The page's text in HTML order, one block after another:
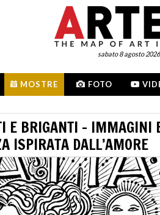
sabato 8 agosto 2026
MOSTRE FOTO
E BRIGANTI - IMMAGINI
ISPIRATA DALL’AMORE